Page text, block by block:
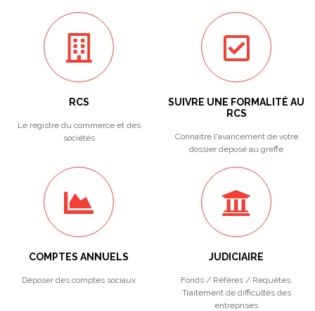
RCS
Le registre du commerce et des
sociétés
SUIVRE UNE FORMALITÉ AU
RCS
Connaitre l'avancement de votre
dossier déposé au greffe
COMPTES ANNUELS
Déposer des comptes sociaux
JUDICIAIRE
Fonds / Référés / Requêtes.
Traitement de difficultés des
entreprises